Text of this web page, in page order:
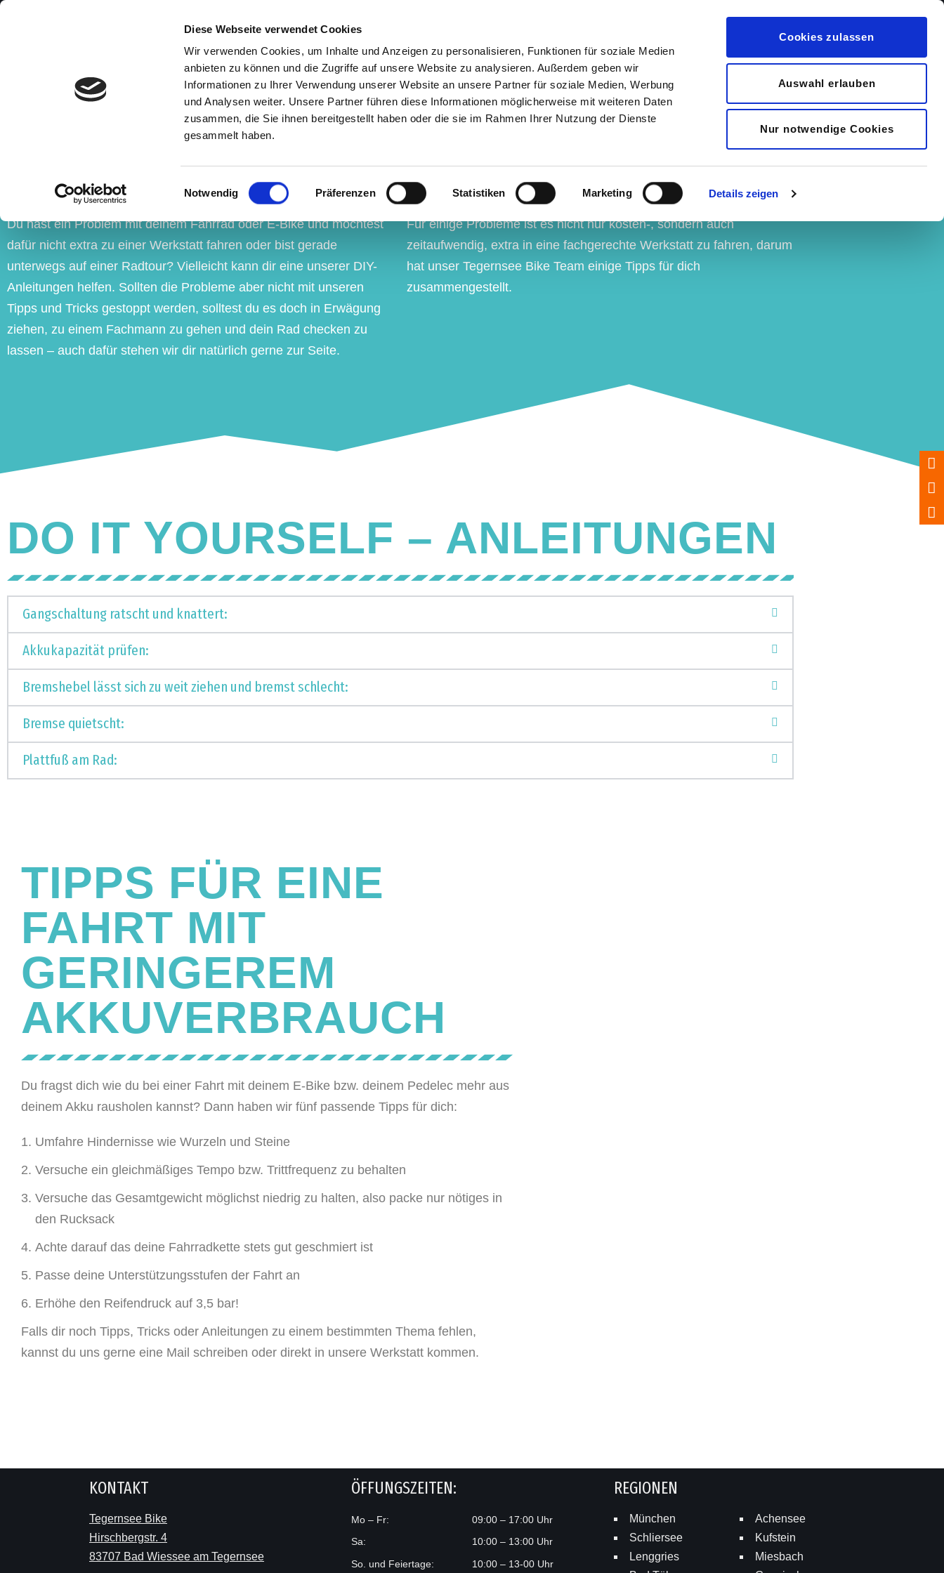
Diese Webseite verwendet Cookies
Wir verwenden Cookies, um Inhalte und Anzeigen zu personalisieren, Funktionen für soziale Medien
anbieten zu können und die Zugriffe auf unsere Website zu analysieren. Außerdem geben wir
Informationen zu Ihrer Verwendung unserer Website an unsere Partner für soziale Medien, Werbung
und Analysen weiter. Unsere Partner führen diese Informationen möglicherweise mit weiteren Daten
zusammen, die Sie ihnen bereitgestellt haben oder die sie im Rahmen Ihrer Nutzung der Dienste
gesammelt haben.
Einwilligungsauswahl
Notwendig Präferenzen Statistiken Marketing Details zeigen
Cookies zulassen
Auswahl erlauben
Nur notwendige Cookies
Home Kontakt Business
TIPPS UND TRICKS VON DEINEM
TEGERNSEE BIKE TEAM
Du hast ein Problem mit deinem Fahrrad oder E-Bike und möchtest
dafür nicht extra zu einer Werkstatt fahren oder bist gerade
unterwegs auf einer Radtour? Vielleicht kann dir eine unserer DIY-
Anleitungen helfen. Sollten die Probleme aber nicht mit unseren
Tipps und Tricks gestoppt werden, solltest du es doch in Erwägung
ziehen, zu einem Fachmann zu gehen und dein Rad checken zu
lassen – auch dafür stehen wir dir natürlich gerne zur Seite.
Für einige Probleme ist es nicht nur kosten-, sondern auch
zeitaufwendig, extra in eine fachgerechte Werkstatt zu fahren, darum
hat unser Tegernsee Bike Team einige Tipps für dich
zusammengestellt.
DO IT YOURSELF – ANLEITUNGEN
Gangschaltung ratscht und knattert:
Akkukapazität prüfen:
Bremshebel lässt sich zu weit ziehen und bremst schlecht:
Bremse quietscht:
Plattfuß am Rad:
TIPPS FÜR EINE
FAHRT MIT
GERINGEREM
AKKUVERBRAUCH
Du fragst dich wie du bei einer Fahrt mit deinem E-Bike bzw. deinem Pedelec mehr aus
deinem Akku rausholen kannst? Dann haben wir fünf passende Tipps für dich:
Umfahre Hindernisse wie Wurzeln und Steine
Versuche ein gleichmäßiges Tempo bzw. Trittfrequenz zu behalten
Versuche das Gesamtgewicht möglichst niedrig zu halten, also packe nur nötiges in
den Rucksack
Achte darauf das deine Fahrradkette stets gut geschmiert ist
Passe deine Unterstützungsstufen der Fahrt an
Erhöhe den Reifendruck auf 3,5 bar!
Falls dir noch Tipps, Tricks oder Anleitungen zu einem bestimmten Thema fehlen,
kannst du uns gerne eine Mail schreiben oder direkt in unsere Werkstatt kommen.
KONTAKT
Tegernsee Bike
Hirschbergstr. 4
83707 Bad Wiessee am Tegernsee
ÖFFUNGSZEITEN:
Mo – Fr:
09:00 – 17:00 Uhr
Sa:
10:00 – 13:00 Uhr
So. und Feiertage:
10:00 – 13-00 Uhr
REGIONEN
München
Schliersee
Lenggries
Achensee
Kufstein
Miesbach